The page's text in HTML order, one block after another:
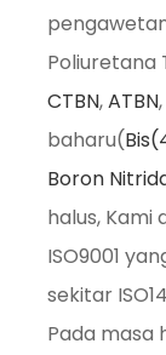
Poliuretana
CTBN,ATBN,
baharu(
Boron
halus, Kami
ISO9001
sekitar
Pada masa